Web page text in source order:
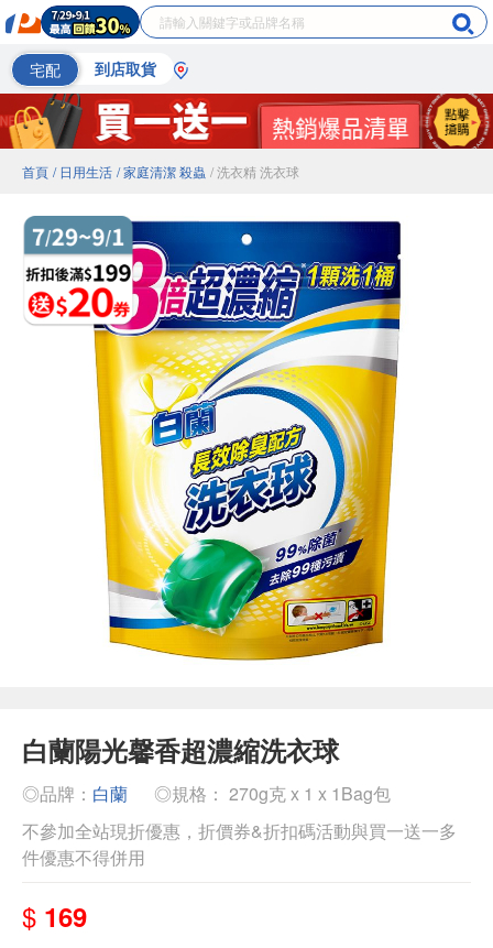
宅配 到店取貨
首頁 / 日用生活 / 家庭清潔 殺蟲 / 洗衣精 洗衣球
白蘭陽光馨香超濃縮洗衣球
◎品牌： 白蘭
◎規格： 270g克 x 1 x 1Bag包
不參加全站現折優惠，折價券&折扣碼活動與買一送一多
件優惠不得併用
$ 169